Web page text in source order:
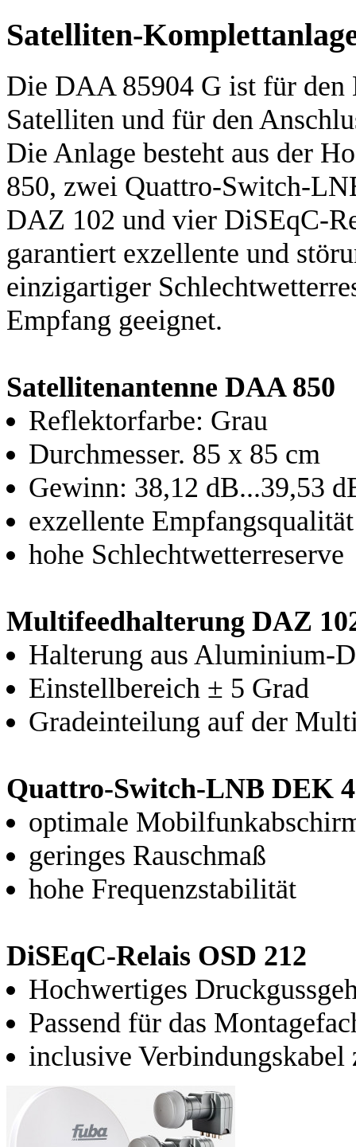
Satelliten-
Die DAA 85904 G ist für den
Satelliten und für den
Die Anlage besteht aus der
850, zwei Quattro-Switch-
DAZ 102 und vier DiSEqC-
garantiert exzellente und
einzigartiger
Empfang geeignet.
Satellitenantenne DAA 850
Reflektorfarbe: Grau
Durchmesser. 85 x 85 cm
Gewinn: 38,12 dB...39,53
exzellente Empfangsqualität
hohe Schlechtwetterreserve
Multifeedhalterung DAZ
Halterung aus Aluminium-
Einstellbereich ± 5 Grad
Gradeinteilung auf der
Quattro-Switch-LNB DEK
optimale
geringes Rauschmaß
hohe Frequenzstabilität
DiSEqC-Relais OSD 212
Hochwertiges
Passend für das
inclusive